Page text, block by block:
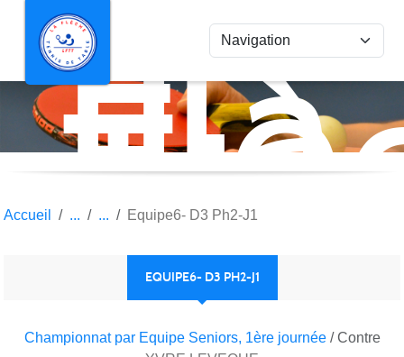
La
de
Accueil Equipe6- D3 Ph2-J1
EQUIPE6- D3 PH2-J1
Championnat par Equipe Seniors, 1ère journée / Contre
Panneau de gestion des cookies